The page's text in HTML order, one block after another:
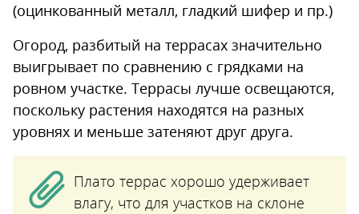
(оцинкованный металл, гладкий шифер и пр.)
Огород, разбитый на террасах значительно
выигрывает по сравнению с грядками на
ровном участке. Террасы лучше освещаются,
поскольку растения находятся на разных
уровнях и меньше затеняют друг друга.
Плато террас хорошо удерживает
влагу, что для участков на склоне